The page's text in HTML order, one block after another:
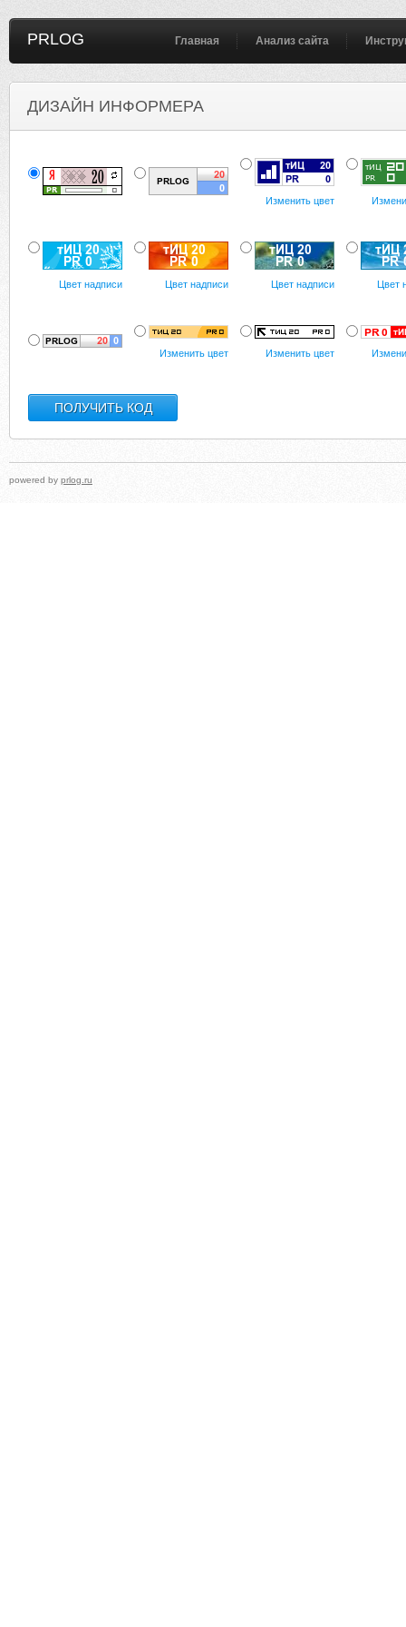
PRLOG Главная Анализ сайта
ДИЗАЙН ИНФОРМЕРА
Изменить цвет
Цвет надписи Цвет надписи Цвет надписи Цвет
Изменить цвет Изменить цвет
powered by prlog.ru